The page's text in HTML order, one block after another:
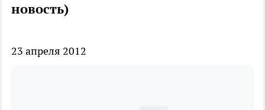
новость)
23 апреля 2012